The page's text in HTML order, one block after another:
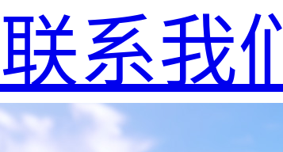
联系我们